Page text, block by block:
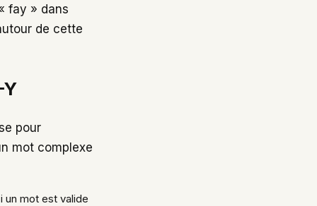
fay » dans
de cette
pour
mot complexe
un mot est valide